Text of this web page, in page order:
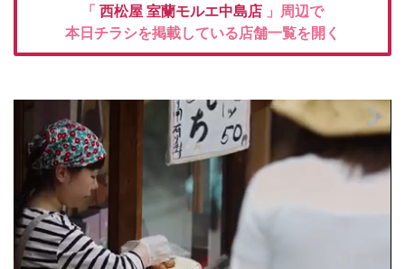
「 西松屋 室蘭モルエ中島店 」周辺で
本日チラシを掲載している店舗一覧を開く